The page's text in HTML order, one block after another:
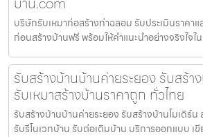
บริษัทรับเหมาก่อสร้างท่าฉลอม รับประเมินราคา
ก่อนสร้างบ้านฟรี พร้อมให้คำแนะนำอย่างจริงใจ
รับสร้างบ้านบ้านค่ายระยอง รับสร้
รับเหมาสร้างบ้านราคาถูก ทั่วไทย
รับสร้างบ้านบ้านค่ายระยอง รับสร้างบ้านโมเดิร์น
รับรีโนเวทบ้าน รับต่อเติมบ้าน บริการออกแบบ เ